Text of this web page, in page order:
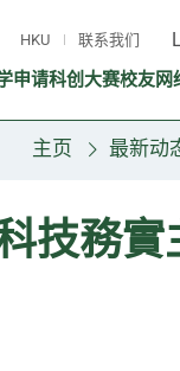
HKU 联系我们
申请科创大赛校友网
主页 最新动
技務實